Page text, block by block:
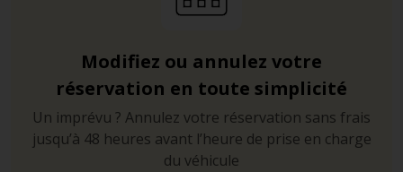
Modifiez ou annulez votre
réservation en toute simplicité
Un imprévu ? Annulez votre réservation sans frais
jusqu’à 48 heures avant l’heure de prise en charge
du véhicule